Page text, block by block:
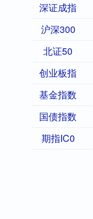
深证成指
沪深300
北证50
创业板指
基金指数
国债指数
期指IC0